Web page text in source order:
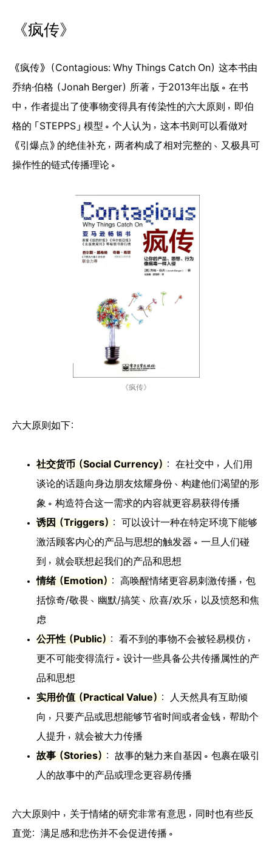
《疯传》
《疯传》（Contagious: Why Things Catch On）这本书由
乔纳·伯格（Jonah Berger）所著，于2013年出版。在书
中，作者提出了使事物变得具有传染性的六大原则，即伯
格的「STEPPS」模型。个人认为，这本书则可以看做对
《引爆点》的绝佳补充，两者构成了相对完整的、又极具可
操作性的链式传播理论。
《疯传》
六大原则如下：
社交货币（Social Currency） ：在社交中，人们用
谈论的话题向身边朋友炫耀身份、构建他们渴望的形
象。构造符合这一需求的内容就更容易获得传播
诱因（Triggers） ：可以设计一种在特定环境下能够
激活顾客内心的产品与思想的触发器。一旦人们碰
到，就会联想起我们的产品和思想
情绪（Emotion） ：高唤醒情绪更容易刺激传播，包
括惊奇/敬畏、幽默/搞笑、欣喜/欢乐，以及愤怒和焦
虑
公开性（Public） ：看不到的事物不会被轻易模仿，
更不可能变得流行。设计一些具备公共传播属性的产
品和思想
实用价值（Practical Value） ：人天然具有互助倾
向，只要产品或思想能够节省时间或者金钱，帮助个
人提升，就会被大力传播
故事（Stories） ：故事的魅力来自基因。包裹在吸引
人的故事中的产品或理念更容易传播
六大原则中，关于情绪的研究非常有意思，同时也有些反
直觉：满足感和悲伤并不会促进传播。